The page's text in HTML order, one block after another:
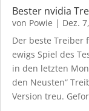
Bester nvidia
von Powie | Dez.
Der beste Treiber
ewigs Spiel des
in den letzten
den Neusten“
Version treu.